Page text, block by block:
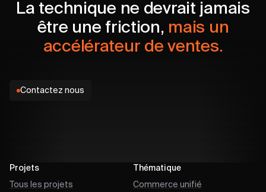
La technique ne devrait jamais
être une friction, mais un
accélérateur de ventes.
Contactez nous
Projets
Tous les projets
Thématique
Commerce unifié